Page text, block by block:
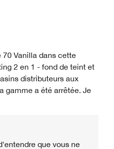
Vanilla dans cette
2 en 1 - fond de teint et
distributeurs aux
gamme a été arrêtée. Je
que vous ne